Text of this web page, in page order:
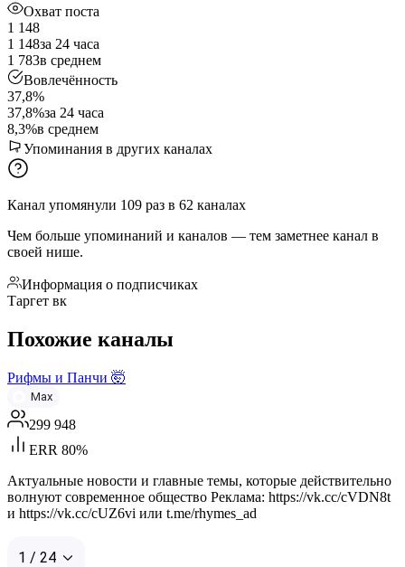
Охват поста
1 148
1 148за 24 часа
1 783в среднем
Вовлечённость
37,8%
37,8%за 24 часа
8,3%в среднем
Упоминания в других каналах
Канал упомянули 109 раз в 62 каналах
Чем больше упоминаний и каналов — тем заметнее канал в
своей нише.
Информация о подписчиках
Таргет вк
Похожие каналы
Рифмы и Панчи 🤯
Max
299 948
ERR 80%
Актуальные новости и главные темы, которые действительно
волнуют современное общество Реклама: https://vk.cc/cVDN8t
и https://vk.cc/cUZ6vi или t.me/rhymes_ad
1 / 24